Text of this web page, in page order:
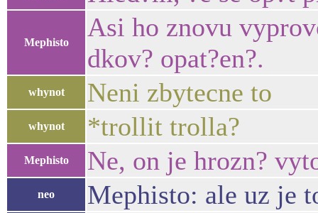
Mephisto
Asi ho znovu
dkov? opat?en?.
whynot Neni zbytecne to
whynot *trollit trolla?
Mephisto Ne, on je hrozn?
neo Mephisto: ale uz je